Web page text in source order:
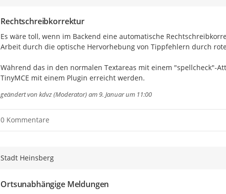
Rechtschreibkorrektur
Es wäre toll, wenn im Backend eine automatische
Arbeit durch die optische Hervorhebung von Tippfehlern durch
Während das in den normalen Textareas mit einem "spellcheck"-
TinyMCE mit einem Plugin erreicht werden.
geändert vonkdvz (Moderator)am 9. Januar um 11:00
0 Kommentare
Stadt Heinsberg
Ortsunabhängige Meldungen